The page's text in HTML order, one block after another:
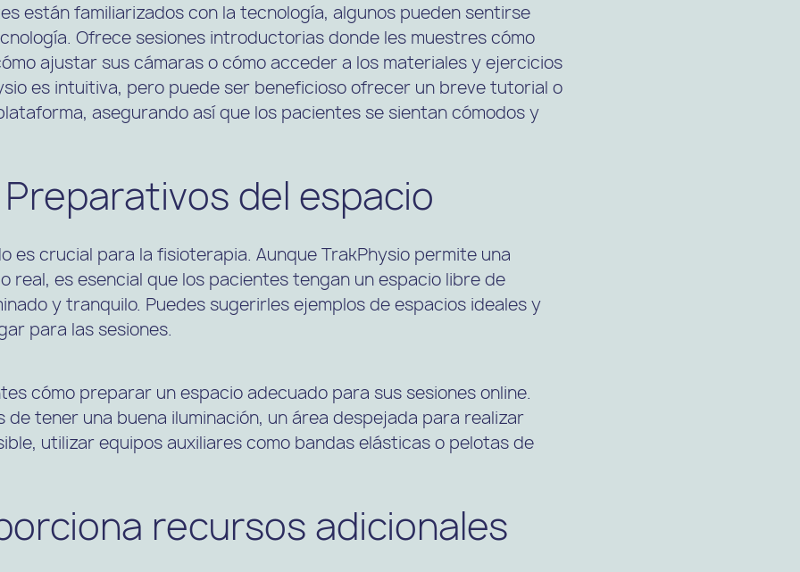
están familiarizados con la tecnología, algunos pueden sentirse
Ofrece sesiones introductorias donde les muestres cómo
ajustar sus cámaras o cómo acceder a los materiales y ejercicios
es intuitiva, pero puede ser beneficioso ofrecer un breve tutorial o
asegurando así que los pacientes se sientan cómodos y
del espacio
es crucial para la fisioterapia. Aunque TrakPhysio permite una
real, es esencial que los pacientes tengan un espacio libre de
y tranquilo. Puedes sugerirles ejemplos de espacios ideales y
para las sesiones.
cómo preparar un espacio adecuado para sus sesiones online.
de tener una buena iluminación, un área despejada para realizar
utilizar equipos auxiliares como bandas elásticas o pelotas de
recursos adicionales